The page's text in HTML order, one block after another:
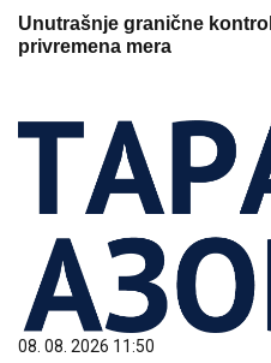
Unutrašnje granične
privremena mera
08. 08. 2026 11:50